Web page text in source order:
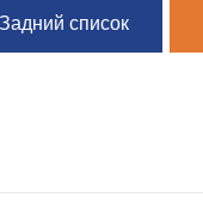
Задний список